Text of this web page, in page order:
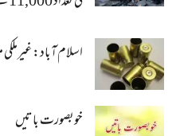
اسلام آباد: غیرملکی
خوبصورت باتیں